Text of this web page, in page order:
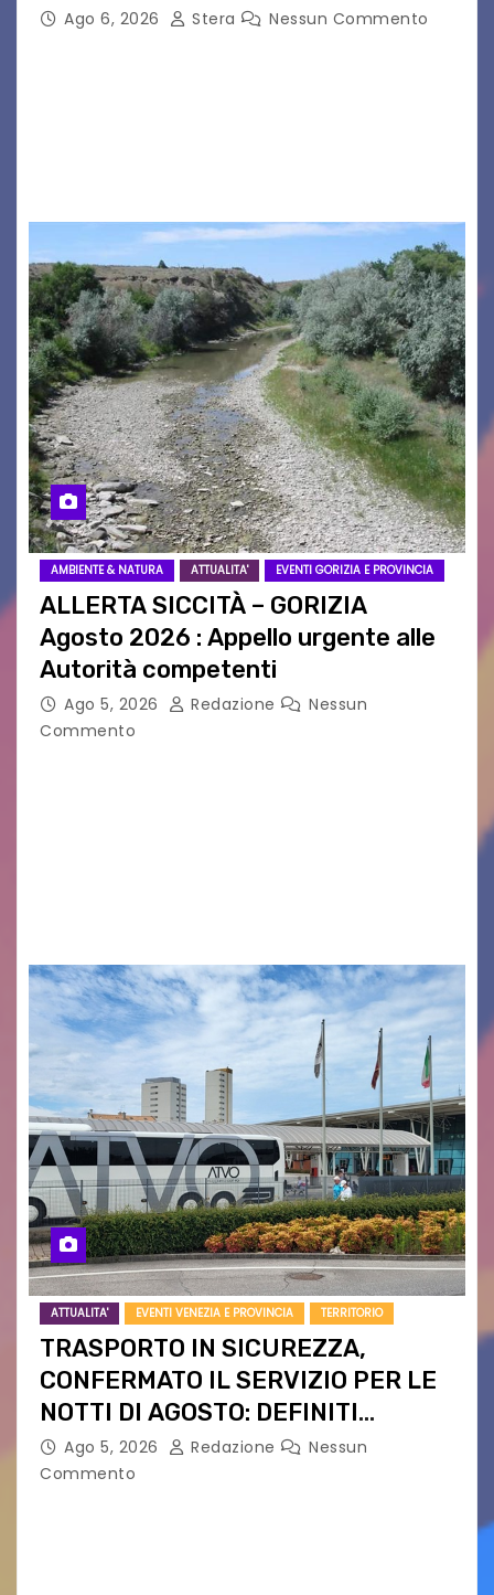
Ago 6, 2026 Stera Nessun Commento
AMBIENTE & NATURA ATTUALITA' EVENTI GORIZIA E PROVINCIA
ALLERTA SICCITÀ – GORIZIA
Agosto 2026 : Appello urgente alle
Autorità competenti
Ago 5, 2026 Redazione
Nessun
Commento
ATTUALITA' EVENTI VENEZIA E PROVINCIA TERRITORIO
TRASPORTO IN SICUREZZA,
CONFERMATO IL SERVIZIO PER LE
NOTTI DI AGOSTO: DEFINITI
PERCORSI, FERMATE E ORARIO
Ago 5, 2026 Redazione
Nessun
Commento